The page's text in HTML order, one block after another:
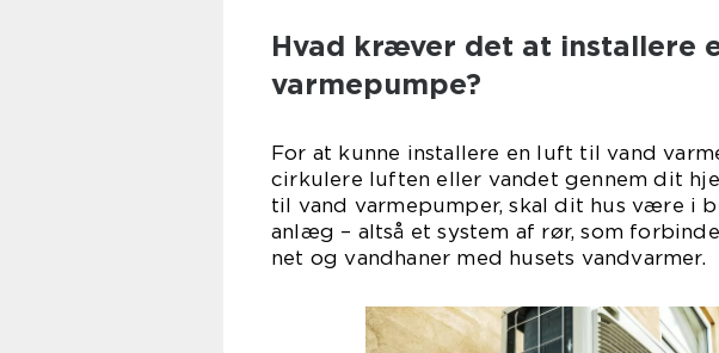
Hvad kræver det at installere
varmepumpe?
For at kunne installere en luft til vand
cirkulere luften eller vandet gennem dit
til vand varmepumper, skal dit hus være i
anlæg – altså et system af rør, som
net og vandhaner med husets vandvarmer.